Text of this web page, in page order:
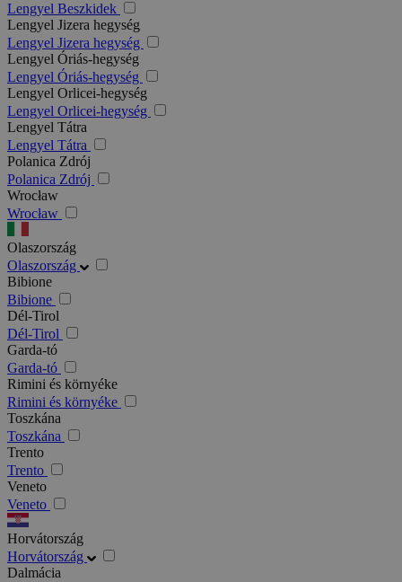
Lengyel Beszkidek
Lengyel Jizera hegység
Lengyel Jizera hegység
Lengyel Óriás-hegység
Lengyel Óriás-hegység
Lengyel Orlicei-hegység
Lengyel Orlicei-hegység
Lengyel Tátra
Lengyel Tátra
Polanica Zdrój
Polanica Zdrój
Wrocław
Wrocław
Olaszország
Olaszország
Bibione
Bibione
Dél-Tirol
Dél-Tirol
Garda-tó
Garda-tó
Rimini és környéke
Rimini és környéke
Toszkána
Toszkána
Trento
Trento
Veneto
Veneto
Horvátország
Horvátország
Dalmácia